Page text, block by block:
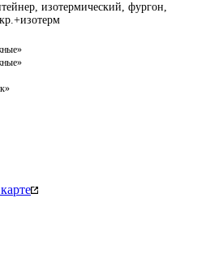
изотермический, фургон,